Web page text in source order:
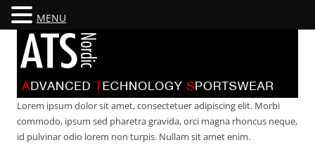
ATS NORDIC
ADVANCED TECHNOLOGY SPORTSWEAR
Lorem ipsum dolor sit amet, consectetuer adipiscing elit. Morbi
commodo, ipsum sed pharetra gravida, orci magna rhoncus neque,
id pulvinar odio lorem non turpis. Nullam sit amet enim.
MENU